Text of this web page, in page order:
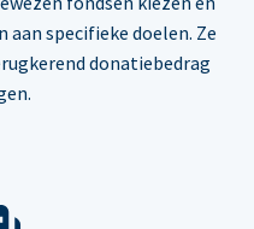
aan specifieke doelen. Ze
donatiebedrag